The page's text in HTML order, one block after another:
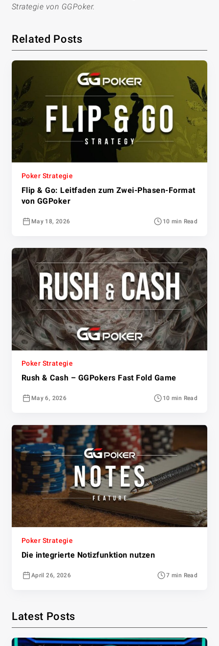
Strategie von GGPoker.
Related Posts
Poker Strategie
Flip & Go: Leitfaden zum Zwei-Phasen-Format
von GGPoker
May 18, 2026 10 min Read
Poker Strategie
Rush & Cash – GGPokers Fast Fold Game
May 6, 2026 10 min Read
Poker Strategie
Die integrierte Notizfunktion nutzen
April 26, 2026 7 min Read
Latest Posts